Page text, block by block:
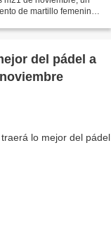
de martillo femenino
del pádel a